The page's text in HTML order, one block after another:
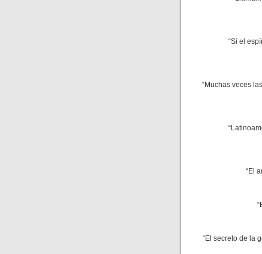
“Si el
“Muchas veces
“El
“El secreto de la